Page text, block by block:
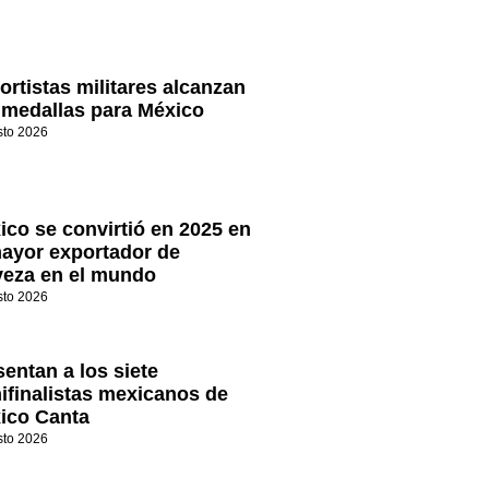
militares alcanzan
para México
2026
se convirtió en 2025 en
exportador de
en el mundo
2026
a los siete
mexicanos de
Canta
2026